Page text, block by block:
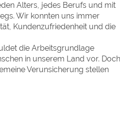
Alters, jedes Berufs und mit
Wir konnten uns immer
Kundenzufriedenheit und die
die Arbeitsgrundlage
in unserem Land vor. Doch
Verunsicherung stellen